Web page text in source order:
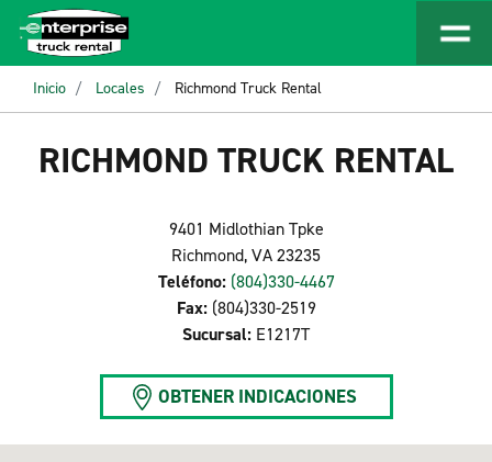
Inicio Locales Richmond Truck Rental
RICHMOND TRUCK RENTAL
9401 Midlothian Tpke
Richmond, VA 23235
Teléfono: (804)330-4467
Fax: (804)330-2519
Sucursal: E1217T
OBTENER INDICACIONES